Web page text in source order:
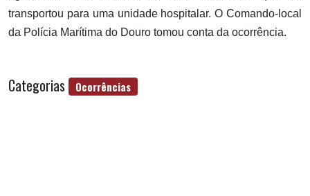
transportou para uma unidade hospitalar. O Comando-local
da Polícia Marítima do Douro tomou conta da ocorrência.
Categorias Ocorrências